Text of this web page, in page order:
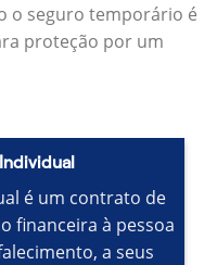
o seguro temporário é
proteção por um
é um contrato de
financeira à pessoa
a seus